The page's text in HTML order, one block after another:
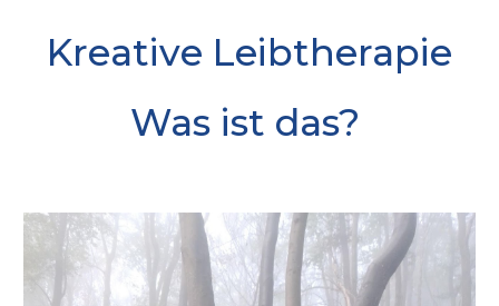
Kreative Leibtherapie
Was ist das?